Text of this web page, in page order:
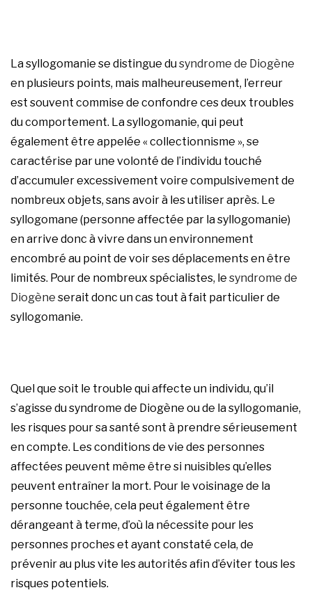
La syllogomanie se distingue dusyndrome de Diogène
en plusieurs points, mais malheureusement, l’erreur
est souvent commise de confondre ces deux troubles
du comportement. La syllogomanie, qui peut
également être appelée « collectionnisme », se
caractérise par une volonté de l’individu touché
d’accumuler excessivement voire compulsivement de
nombreux objets, sans avoir à les utiliser après. Le
syllogomane (personne affectée par la syllogomanie)
en arrive donc à vivre dans un environnement
encombré au point de voir ses déplacements en être
limités. Pour de nombreux spécialistes, le syndrome de
Diogène serait donc un cas tout à fait particulier de
syllogomanie.
Quel que soit le trouble qui affecte un individu, qu’il
s’agisse du syndrome de Diogène ou de la syllogomanie,
les risques pour sa santé sont à prendre sérieusement
en compte. Les conditions de vie des personnes
affectées peuvent même être si nuisibles qu’elles
peuvent entraîner la mort. Pour le voisinage de la
personne touchée, cela peut également être
dérangeant à terme, d’où la nécessite pour les
personnes proches et ayant constaté cela, de
prévenir au plus vite les autorités afin d’éviter tous les
risques potentiels.